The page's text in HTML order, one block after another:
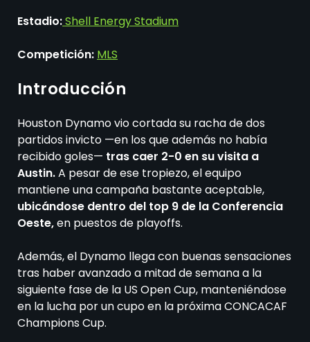
Estadio:Shell Energy Stadium
Competición: MLS
Introducción
Houston Dynamo vio cortada su racha de dos
partidos invicto —en los que además no había
recibido goles— tras caer 2-0 en su visita a
Austin.A pesar de ese tropiezo, el equipo
mantiene una campaña bastante aceptable,
ubicándose dentro del top 9 de la Conferencia
Oeste,en puestos de playoffs.
Además, el Dynamo llega con buenas sensaciones
tras haber avanzado a mitad de semana a la
siguiente fase de la US Open Cup, manteniéndose
en la lucha por un cupo en la próxima CONCACAF
Champions Cup.